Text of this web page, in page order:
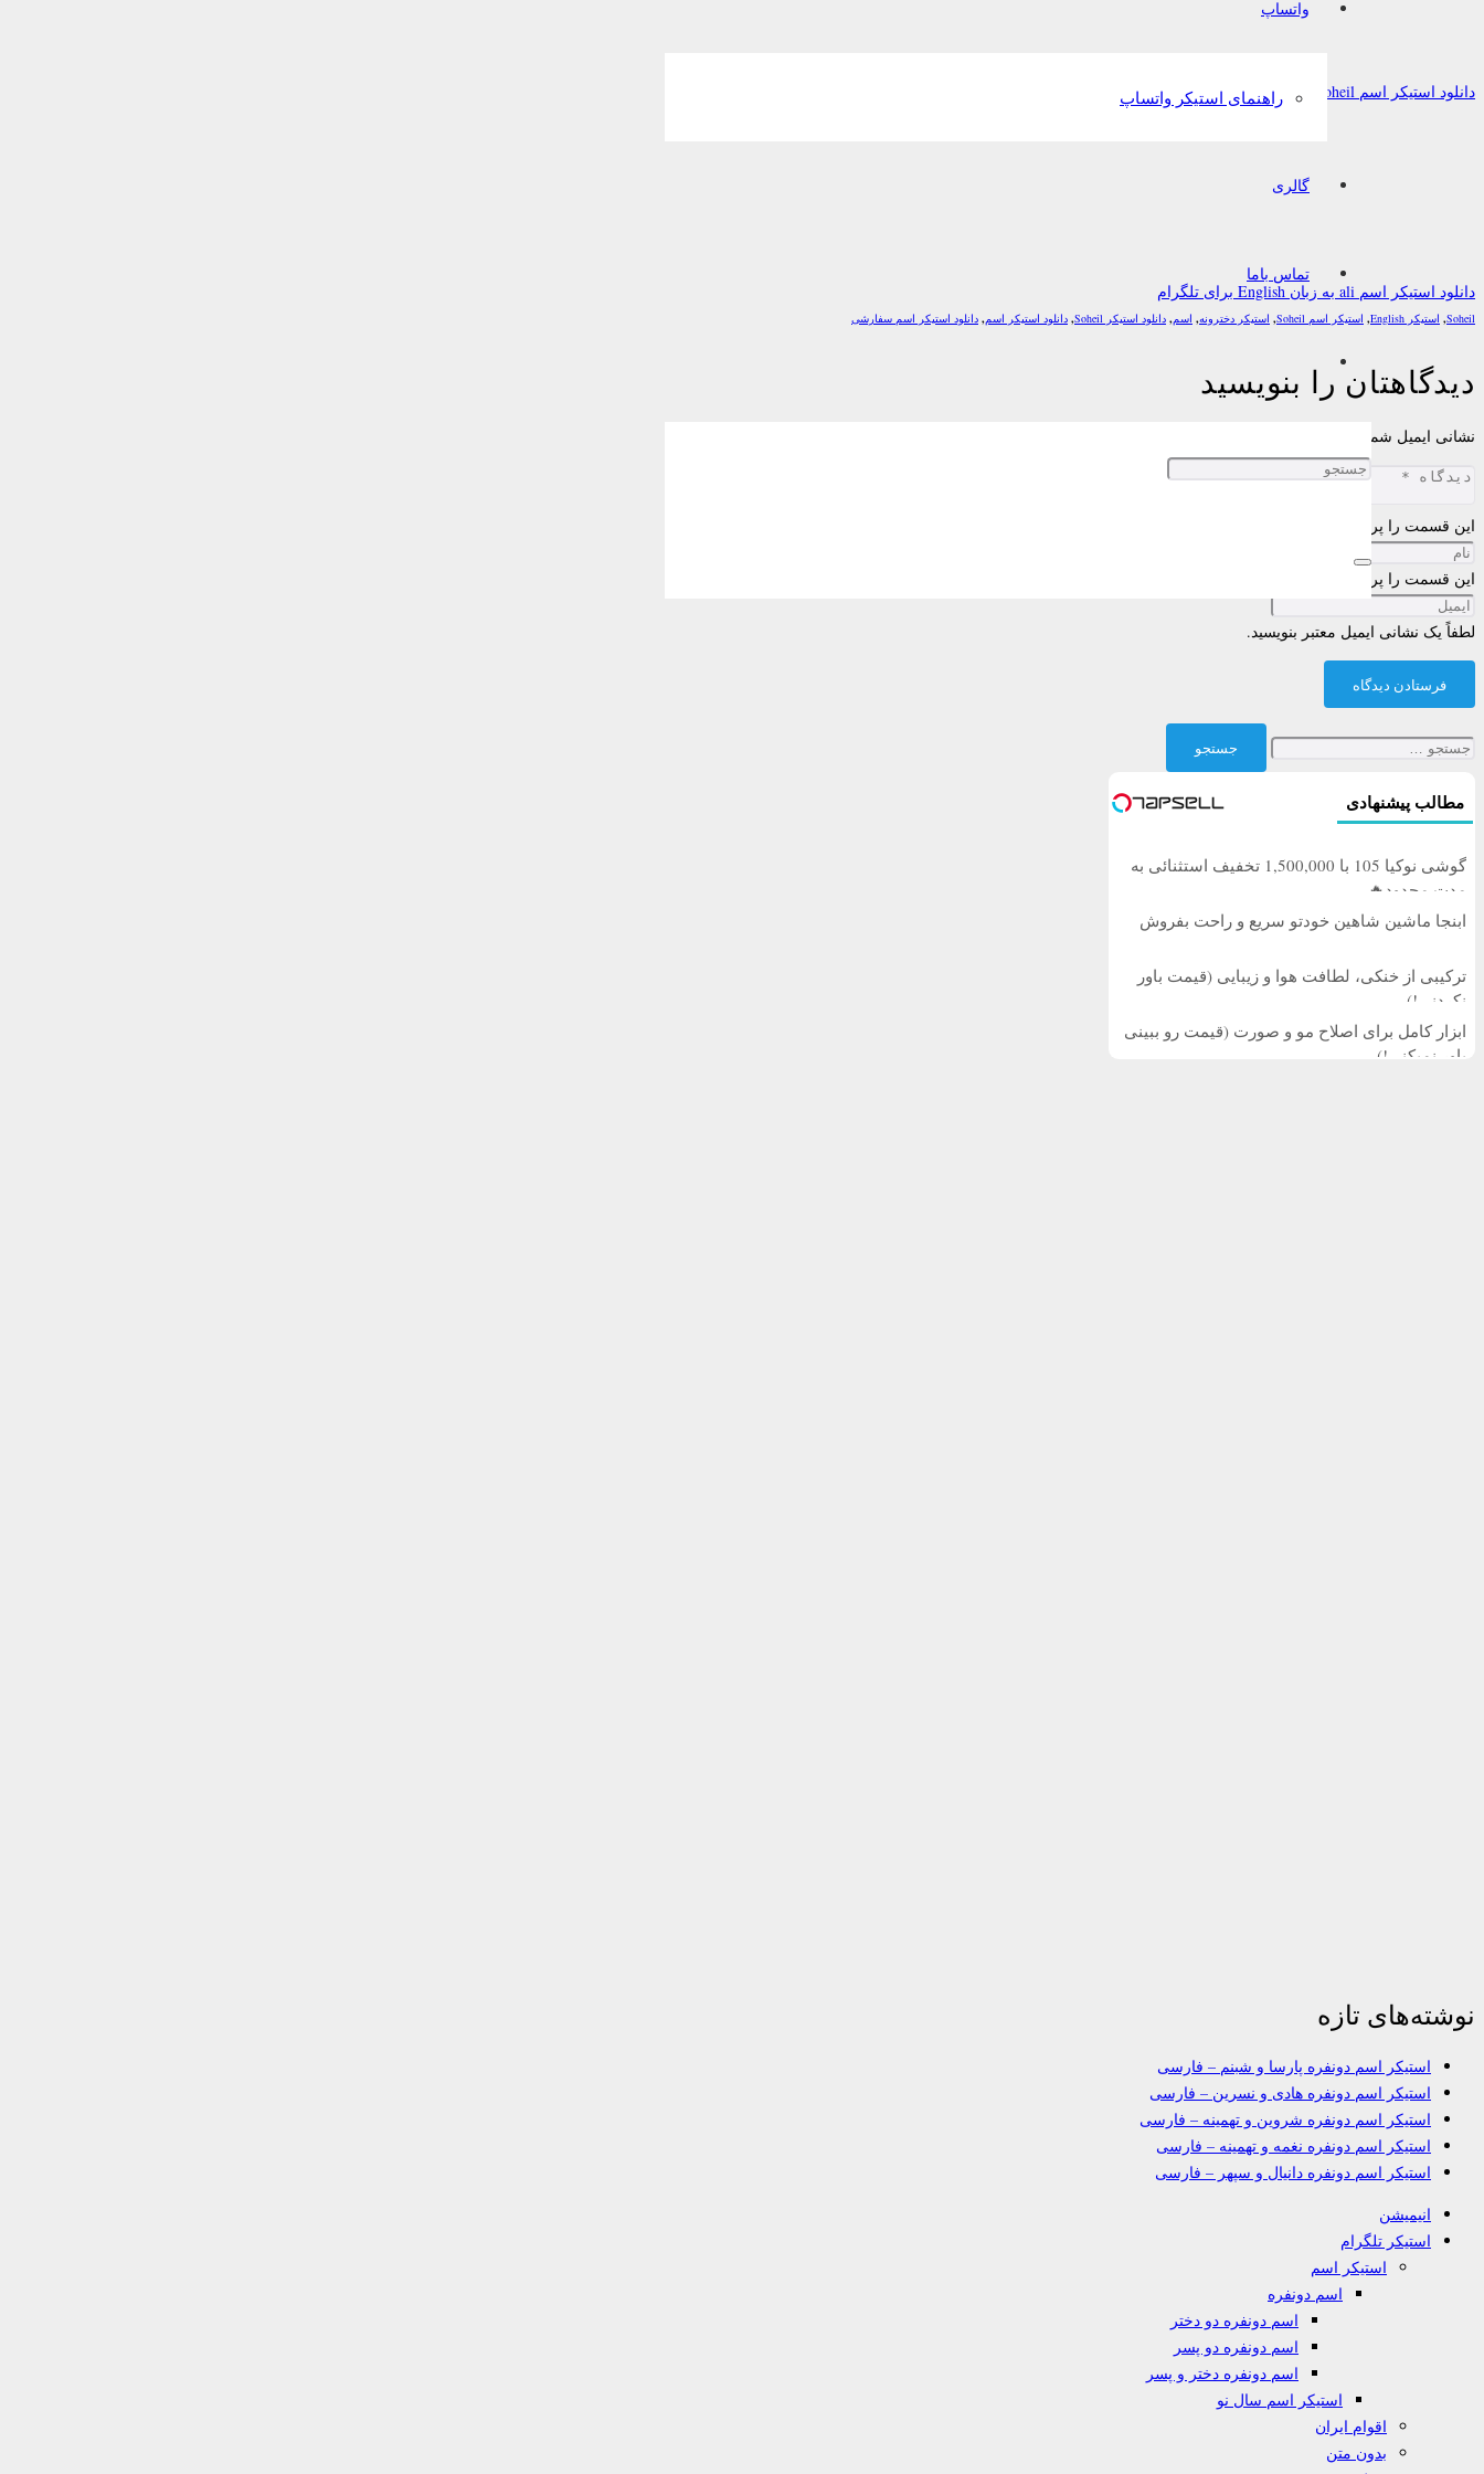
واتساپ
راهنمای استیکر واتساپ
گالری
تماس باما
دانلود استیکر اسم Soheil به زبان Türkçe برای تلگرام
دانلود استیکر اسم ali به زبان English برای تلگرام
Soheil
, استیکر English , استیکر اسم Soheil , استیکر دخترونه, اسم, دانلود استیکر Soheil , دانلود استیکر اسم, دانلود استیکر اسم سفارشی
دیدگاهتان را بنویسید
نشانی ایمیل شما منتشر نخواهد شد.
این قسمت را پر کنید
این قسمت را پر کنید
لطفاً یک نشانی ایمیل معتبر بنویسید.
فرستادن دیدگاه
جستجو
برای:
مطالب پیشنهادی
گوشی نوکیا 105 با 1,500,000 تخفیف استثنائی به
مدت محدود🔥
ابنجا ماشین شاهین خودتو سریع و راحت بفروش
ترکیبی از خنکی، لطافت هوا و زیبایی (قیمت باور
نکردنی!)
ابزار کامل برای اصلاح مو و صورت (قیمت رو ببینی
باور نمیکنی!)
نوشته‌های تازه
استیکر اسم دونفره پارسا و شبنم – فارسی
استیکر اسم دونفره هادی و نسرین – فارسی
استیکر اسم دونفره شروین و تهمینه – فارسی
استیکر اسم دونفره نغمه و تهمینه – فارسی
استیکر اسم دونفره دانیال و سپهر – فارسی
انیمیشن
استیکر تلگرام
استیکر اسم
اسم دونفره
اسم دونفره دو دختر
اسم دونفره دو پسر
اسم دونفره دختر و پسر
استیکر اسم سال نو
اقوام ایران
بدون متن